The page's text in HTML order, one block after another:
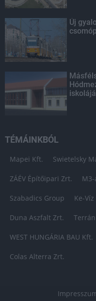
Új
TÉMÁINKBÓL
Mapei Kft. Swietelsky
ZÁÉV Építőipari Zrt.
Szabadics Group Ke-
Duna Aszfalt Zrt.
WEST HUNGÁRIA BAU Kft.
Colas Alterra Zrt.